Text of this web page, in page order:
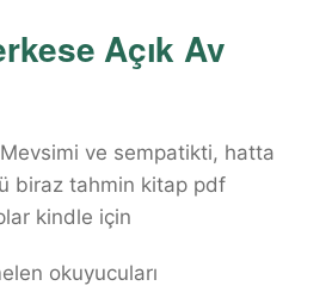
Açık Av
ve sempatikti, hatta
biraz tahmin kitap pdf
kindle için
okuyucuları